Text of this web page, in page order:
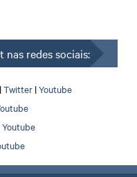
nas redes sociais:
|Twitter |Youtube
Youtube